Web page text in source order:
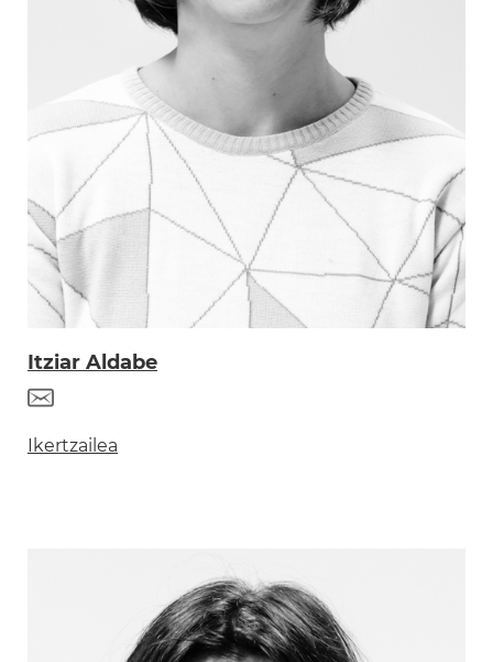
Itziar Aldabe
Ikertzailea